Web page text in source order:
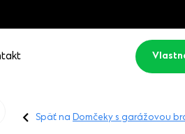
Späť na Domčeky s garážovou